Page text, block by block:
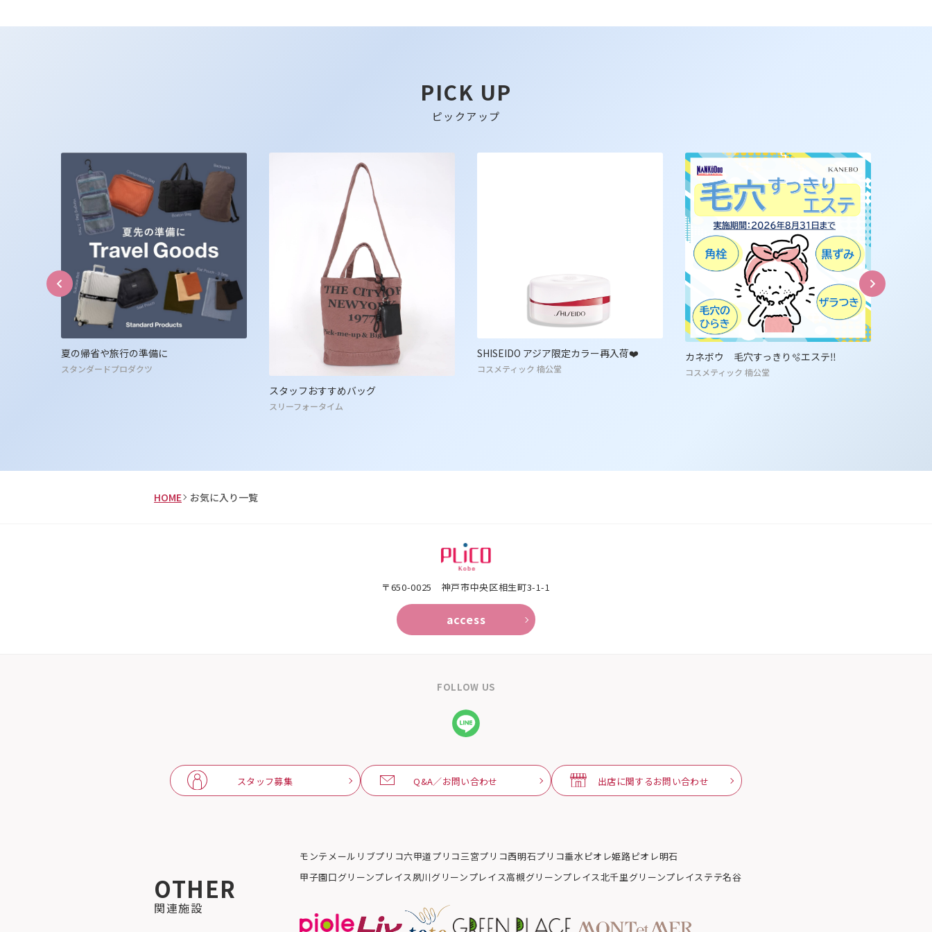
PICK UP
ピックアップ
夏の帰省や旅行の準備に
スタンダードプロダクツ
スタッフおすすめバッグ
スリーフォータイム
SHISEIDO アジア限定カラー再入荷❤️
コスメティック 楠公堂
カネボウ 毛穴すっきり🫧エステ‼️
コスメティック 楠公堂
HOME お気に入り一覧
〒650-0025 神⼾市中央区相⽣町3-1-1
access
FOLLOW US
スタッフ募集 Q&A／お問い合わせ 出店に関するお問い合わせ
OTHER
関連施設
モンテメール リブプリコ六甲道プリコ三宮プリコ西明石プリコ垂水 ピオレ姫路ピオレ明石
甲子園口グリーンプレイス 夙川グリーンプレイス高槻グリーンプレイス北千里グリーンプレイス テテ名谷